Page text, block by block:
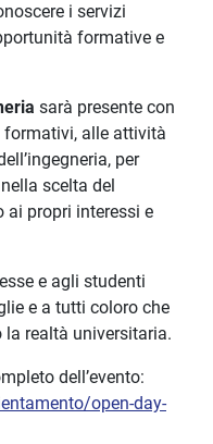
i servizi
formative e
sarà presente con
alle attività
per
scelta del
ai propri interessi e
e agli studenti
e a tutti coloro che
la realtà universitaria.
dell’evento:
open-day-